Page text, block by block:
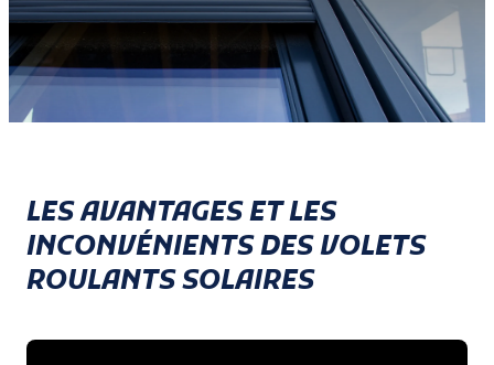
LES AVANTAGES ET LES
INCONVÉNIENTS DES VOLETS
ROULANTS SOLAIRES